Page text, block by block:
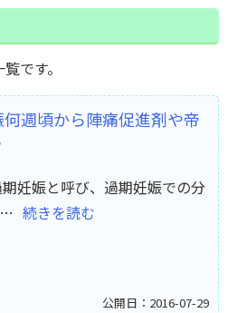
です。
何週頃から陣痛促進剤や帝
妊娠と呼び、過期妊娠での分
続きを読む
公開日：2016-07-29